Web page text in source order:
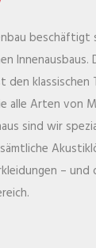
beschäftigt
Innenausbaus.
klassischen
alle Arten von
sind wir
– und